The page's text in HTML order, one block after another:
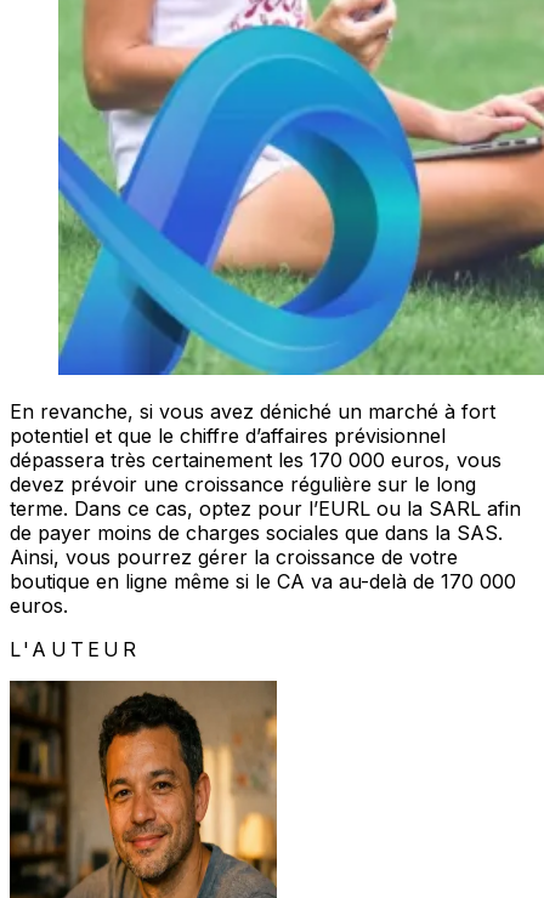
En revanche, si vous avez déniché un marché à fort
potentiel et que le chiffre d’affaires prévisionnel
dépassera très certainement les 170 000 euros, vous
devez prévoir une croissance régulière sur le long
terme. Dans ce cas, optez pour l’EURL ou la SARL afin
de payer moins de charges sociales que dans la SAS.
Ainsi, vous pourrez gérer la croissance de votre
boutique en ligne même si le CA va au-delà de 170 000
euros.
L'AUTEUR